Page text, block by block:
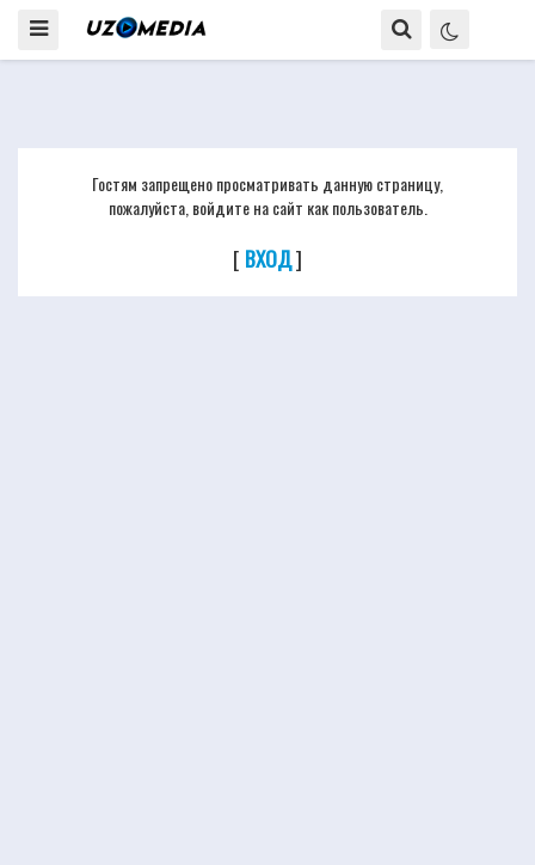
Гостям запрещено просматривать данную страницу,
пожалуйста, войдите на сайт как пользователь.
[ ВХОД]